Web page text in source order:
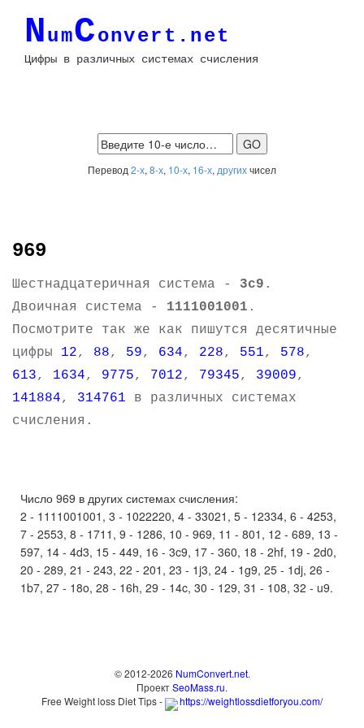
NumConvert.net
Цифры в различных системах счисления
Перевод 2-х, 8-х, 10-х, 16-х, другихчисел
969
Шестнадцатеричная система - 3c9 .
Двоичная система - 1111001001 .
Посмотрите так же как пишутся десятичные
цифры 12, 88, 59, 634, 228, 551, 578,
613, 1634, 9775, 7012, 79345, 39009,
141884, 314761 в различных системах
счисления.
Число 969 в других системах счисления:
2 - 1111001001, 3 - 1022220, 4 - 33021, 5 - 12334, 6 - 4253,
7 - 2553, 8 - 1711, 9 - 1286, 10 - 969, 11 - 801, 12 - 689, 13 -
597, 14 - 4d3, 15 - 449, 16 - 3c9, 17 - 360, 18 - 2hf, 19 - 2d0,
20 - 289, 21 - 243, 22 - 201, 23 - 1j3, 24 - 1g9, 25 - 1dj, 26 -
1b7, 27 - 18o, 28 - 16h, 29 - 14c, 30 - 129, 31 - 108, 32 - u9.
© 2012-2026 NumConvert.net.
ПроектSeoMass.ru.
Free Weight loss Diet Tips -
https://weightlossdietforyou.com/